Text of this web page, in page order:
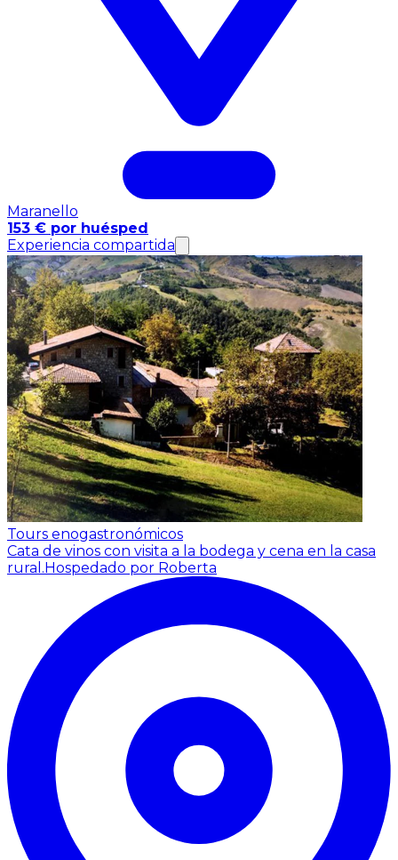
Maranello
153 € por huésped
Experiencia compartida
Tours enogastronómicos
Cata de vinos con visita a la bodega y cena en la casa
rural. Hospedado por Roberta